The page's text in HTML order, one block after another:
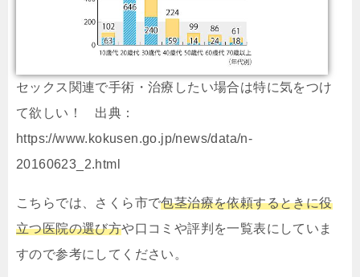
セックス関連で手術・治療したい場合は特に気をつけ
て欲しい！ 出典：
https://www.kokusen.go.jp/news/data/n-
20160623_2.html
こちらでは、さくら市で包茎治療を依頼するときに役
立つ医院の選び方や口コミや評判を一覧表にしていま
すので参考にしてください。